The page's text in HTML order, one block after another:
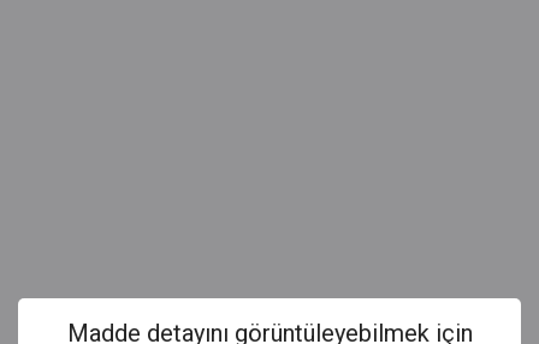
Madde detayını görüntüleyebilmek için